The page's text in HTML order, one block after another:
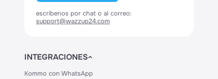
escríbenos por chat o al correo:
support@wazzup24.com
INTEGRACIONES
Kommo con WhatsApp